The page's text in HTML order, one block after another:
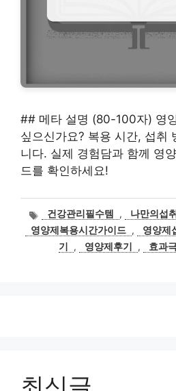
## 메타 설명 (80-100자) 영
싶으신가요? 복용 시간, 섭취
니다. 실제 경험담과 함께 영
드를 확인하세요!
태
그
건강관리필수템 , 나만의섭
영양제복용시간가이드 , 영양제
기
, 영양제후기 , 효과